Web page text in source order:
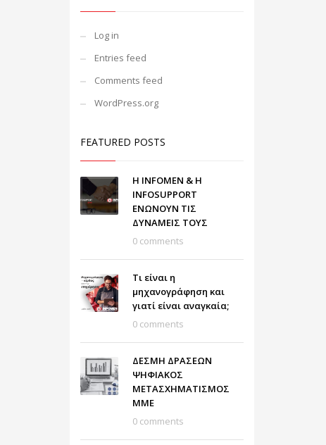
Log in
Entries feed
Comments feed
WordPress.org
FEATURED POSTS
Η INFOMEN & Η
INFOSUPPORT
ΕΝΩΝΟΥΝ ΤΙΣ
ΔΥΝΑΜΕΙΣ ΤΟΥΣ
0 comments
Τι είναι η
μηχανογράφηση και
γιατί είναι αναγκαία;
0 comments
ΔΕΣΜΗ ΔΡΑΣΕΩΝ
ΨΗΦΙΑΚΟΣ
ΜΕΤΑΣΧΗΜΑΤΙΣΜΟΣ
ΜΜΕ
0 comments